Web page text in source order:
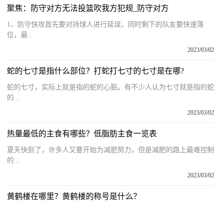
聚焦：防守对方无法投篮吹我方犯规_防守对方
1、防守快攻首先要对持球人进行延误，同时剩下的队友要快速落
位，最...
2023/03/02
蛇的七寸是指什么部位？打蛇打七寸的七寸是在哪?
蛇的七寸，实际上就是指的蛇的心脏。有不少人认为七寸就是指的蛇
的...
2023/03/02
热量最低的主食有哪些？低脂肪主食一览表
夏天快到了，许多人又要开始为减肥努力，但是减肥的路上最难控制
的...
2023/03/02
黄鹤楼在哪里？黄鹤楼的称号是什么？